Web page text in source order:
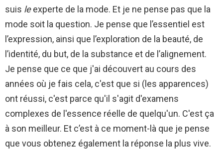
suis leexperte de la mode. Et je ne pense pas que la
mode soit la question. Je pense que l’essentiel est
l’expression, ainsi que l’exploration de la beauté, de
l’identité, du but, de la substance et de l’alignement.
Je pense que ce que j'ai découvert au cours des
années où je fais cela, c'est que si (les apparences)
ont réussi, c'est parce qu'il s'agit d'examens
complexes de l'essence réelle de quelqu'un. C'est ça
à son meilleur. Et c’est à ce moment-là que je pense
que vous obtenez également la réponse la plus vive.